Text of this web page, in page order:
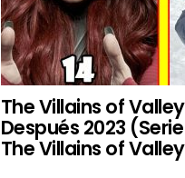
The Villains of
Después 2023
The Villains of